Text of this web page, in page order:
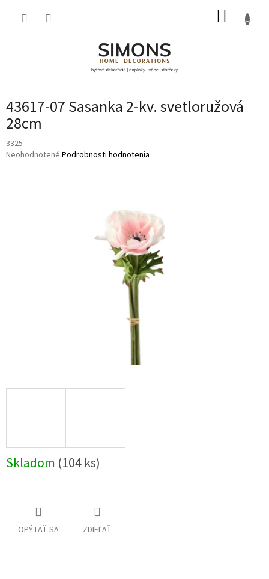
43617-07 Sasanka 2-kv. svetloružová
28cm
3325
Priemerné
Neohodnotené Podrobnosti hodnotenia
Skladom (104 ks)
OPÝTAŤ SA ZDIEĽAŤ